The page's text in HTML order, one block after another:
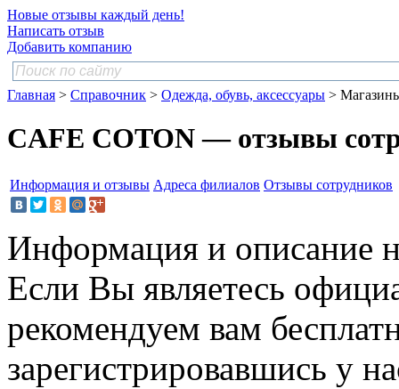
Новые отзывы каждый день!
Написать отзыв
Добавить компанию
Главная > Справочник > Одежда, обувь, аксессуары >
CAFE COTON — отзывы
Информация и отзывы Адреса филиалов Отзывы сотрудников
Информация и описание
Если Вы являетесь
рекомендуем вам
зарегистрировавшись у